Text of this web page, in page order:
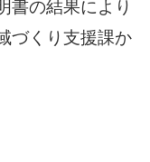
書の結果により
づくり支援課か